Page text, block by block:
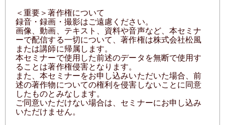
＜重要＞著作権について
録音・録画・撮影はご遠慮ください。
画像、動画、テキスト、資料や音声など、本セミナ
ーで配信する一切について、著作権は株式会社松風
または講師に帰属します。
本セミナーで使用した前述のデータを無断で使用す
ることは著作権侵害となります。
また、本セミナーをお申し込みいただいた場合、前
述の著作物についての権利を侵害しないことに同意
したものとみなします。
ご同意いただけない場合は、セミナーにお申し込み
いただけません。